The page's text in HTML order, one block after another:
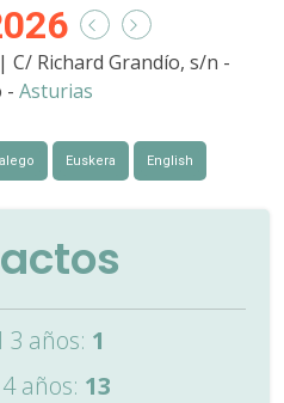
| C/ Richard Grandío, s/n -
- Asturias
Euskera English
años: 1
años: 13